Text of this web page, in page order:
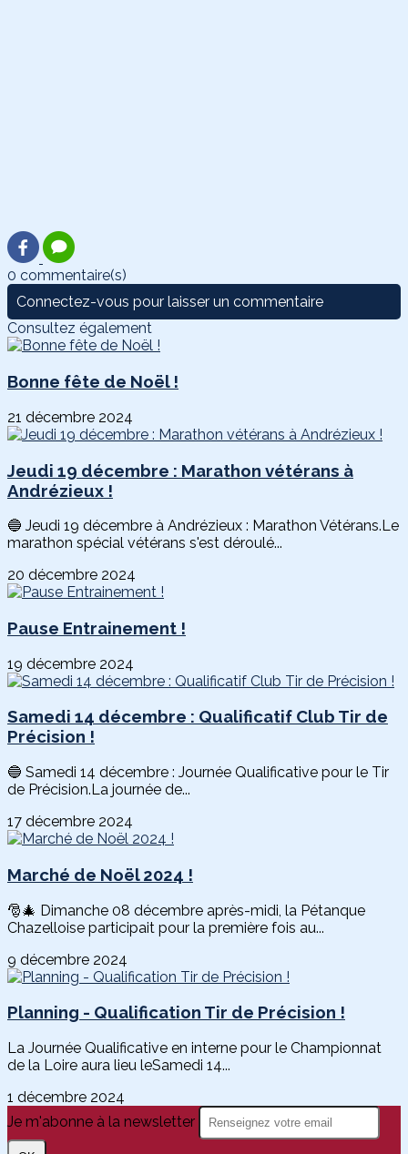
0 commentaire(s)
Connectez-vous pour laisser un commentaire
Consultez également
Bonne fête de Noël !
21 décembre 2024
Jeudi 19 décembre : Marathon vétérans à
Andrézieux !
🔵 Jeudi 19 décembre à Andrézieux : Marathon Vétérans.Le
marathon spécial vétérans s'est déroulé...
20 décembre 2024
Pause Entrainement !
19 décembre 2024
Samedi 14 décembre : Qualificatif Club Tir de
Précision !
🔵 Samedi 14 décembre : Journée Qualificative pour le Tir
de Précision.La journée de...
17 décembre 2024
Marché de Noël 2024 !
🎅🎄 Dimanche 08 décembre après-midi, la Pétanque
Chazelloise participait pour la première fois au...
9 décembre 2024
Planning - Qualification Tir de Précision !
La Journée Qualificative en interne pour le Championnat
de la Loire aura lieu leSamedi 14...
1 décembre 2024
Je m'abonne à la newsletter